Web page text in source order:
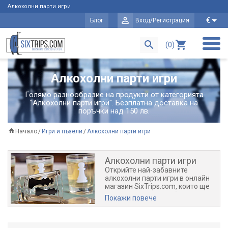
Алкохолни парти игри
Блог Вход/Регистрация €
(0)
Алкохолни парти игри
Голямо разнообразие на продукти от категорията
"Алкохолни парти игри". Безплатна доставка на
поръчки над 150 лв.
Начало Игри и пъзели Алкохолни парти игри
Алкохолни парти игри
Открийте най-забавните
алкохолни парти игри в онлайн
магазин SixTrips.com, които ще
превърнат всяко събиране в
незабравимо изживяване! От
Покажи повече